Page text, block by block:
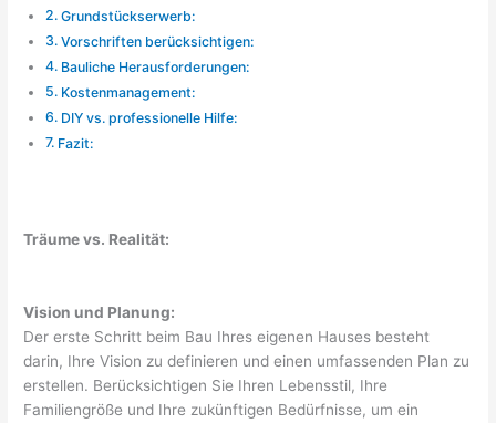
Grundstückserwerb:
Vorschriften berücksichtigen:
Bauliche Herausforderungen:
Kostenmanagement:
DIY vs. professionelle Hilfe:
Fazit:
Träume vs. Realität:
Vision und Planung:
Der erste Schritt beim Bau Ihres eigenen Hauses besteht
darin, Ihre Vision zu definieren und einen umfassenden Plan zu
erstellen. Berücksichtigen Sie Ihren Lebensstil, Ihre
Familiengröße und Ihre zukünftigen Bedürfnisse, um ein